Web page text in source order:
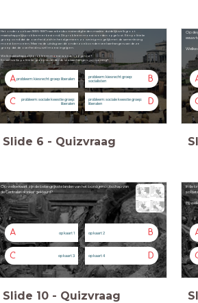
Het onderzoek van 1886-1887 naar arbeidsomstandigheden maakte duidelijk welk groot
maatschappelijk probleem er bestond. Dit probleem moest worden opgelost. Eén politieke
groep vond dat de overheid zich in het algemeen zo weinig mogelijk met de samenleving
moest bemoeien. Maar na de uitslag van dit onderzoek vonden veel aanhangers van deze
groep dat de overheid nu wél moest ingrijpen.
Welk maatschappelijk probleem moest worden opgelost?
En van welke politieke groep veranderde veel aanhangers van mening?
A probleem: kiesrecht groep: liberalen B
probleem: kiesrecht groep:
socialisten
C
probleem: sociale kwestie groep:
liberalen
D
probleem: sociale kwestie groep:
liberalen
Slide 6 - Quizvraag
Op de
eeuw
Welke
Op welke kaart zijn de belangrijkste landen van het bondgenootschap van
de Centralen donker gekleurd?
A op kaart 1 B
op kaart 2
C op kaart 3 D
op kaart 4
Slide 10 - Quizvraag
In de
Bij